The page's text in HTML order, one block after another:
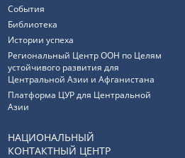
События
Библиотека
Истории успеха
Региональный Центр ООН по Целям
устойчивого развития для
Центральной Азии и Афганистана
Платформа ЦУР для Центральной
Азии
НАЦИОНАЛЬНЫЙ
КОНТАКТНЫЙ ЦЕНТР